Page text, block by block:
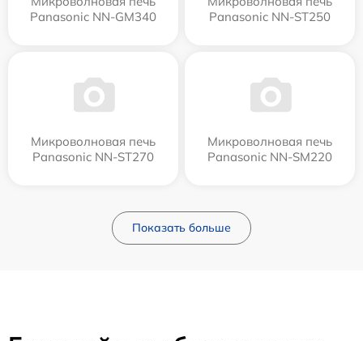
Panasonic NN-GM340
Panasonic NN-ST250
Микроволновая печь
Panasonic NN-ST270
Микроволновая печь
Panasonic NN-SM220
Показать больше